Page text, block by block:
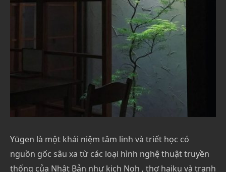
Yūgen là một khái niệm tâm linh và triết học có
nguồn gốc sâu xa từ các loại hình nghệ thuật truyền
thống của Nhật Bản như kịch Noh , thơ haiku và tranh